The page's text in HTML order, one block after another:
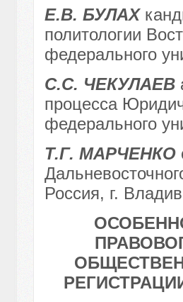
Е.В. БУЛАХ
политологии
федерального
С.С. ЧЕКУЛАЕВ
процесса
федерального
Т.Г. МАРЧЕНКО
Россия, г.